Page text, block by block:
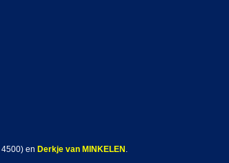
en Derkje van MINKELEN .